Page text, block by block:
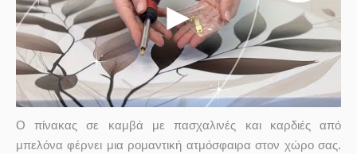
Ο πίνακας σε καμβά με πασχαλινές και καρδιές από
μπελόνα φέρνει μια ρομαντική ατμόσφαιρα στον χώρο σας.